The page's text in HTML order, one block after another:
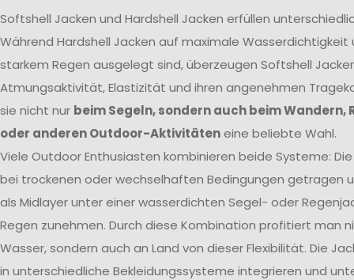
Softshell Jacken und Hardshell Jacken erfüllen
Während Hardshell Jacken auf maximale Wasserdichtigkeit
starkem Regen ausgelegt sind, überzeugen Softshell
Atmungsaktivität, Elastizität und ihren angenehmen
sie nicht nur beim Segeln, sondern auch beim Wandern,
oder anderen Outdoor-Aktivitäteneine beliebte Wahl.
Viele Outdoor Enthusiasten kombinieren beide Systeme:
bei trockenen oder wechselhaften Bedingungen getragen
als Midlayer unter einer wasserdichten Segel- oder
Regen zunehmen. Durch diese Kombination profitiert man
Wasser, sondern auch an Land von dieser Flexibilität. Die
in unterschiedliche Bekleidungssysteme integrieren und